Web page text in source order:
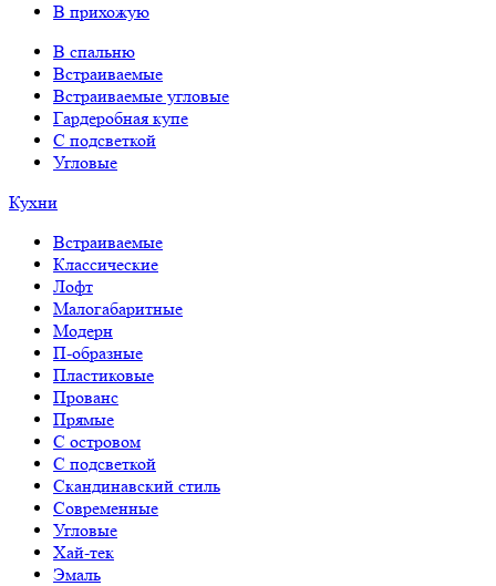
В прихожую
В спальню
Встраиваемые
Встраиваемые угловые
Гардеробная купе
С подсветкой
Угловые
Кухни
Встраиваемые
Классические
Лофт
Малогабаритные
Модерн
П-образные
Пластиковые
Прованс
Прямые
С островом
С подсветкой
Скандинавский стиль
Современные
Угловые
Хай-тек
Эмаль